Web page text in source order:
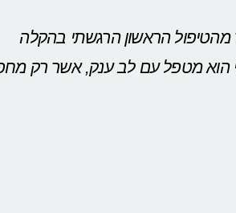
הראשון הרגשתי בהקלה
הוא מטפל עם לב ענק, אשר רק